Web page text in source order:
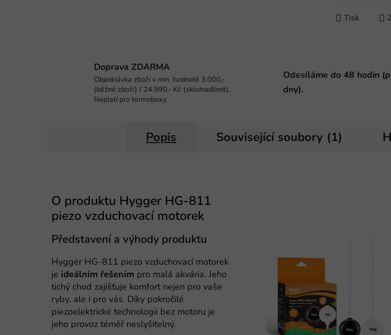
Tisk
Doprava ZDARMA
Objednávka zboží v min. hodnotě 3.000,-
(běžné zboží) / 24.990,- Kč (sklo/nadlimit).
Neplatí pro termoboxy.
Odesíláme do 48 hodin
dny).
Popis Související soubory (1)
O produktu Hygger HG-811
piezo vzduchovací motorek
Představení a výhody produktu
Hygger HG-811 piezo vzduchovací motorek
je ideálním řešením pro malá akvária. Jeho
tichý chod zajišťuje komfort nejen pro vaše
ryby, ale i pro vás. Díky pokročilé
piezoelektrické technologii bez motoru je
jeho provoz téměř neslyšitelný.